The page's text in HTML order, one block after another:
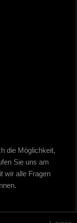
die Möglichkeit,
Sie uns am
wir alle Fragen